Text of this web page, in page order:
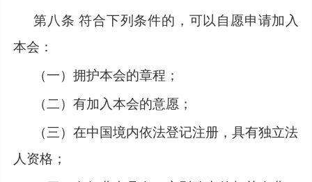
第八条 符合下列条件的，可以自愿申请加入
本会：
（一）拥护本会的章程；
（二）有加入本会的意愿；
（三）在中国境内依法登记注册，具有独立法
人资格；